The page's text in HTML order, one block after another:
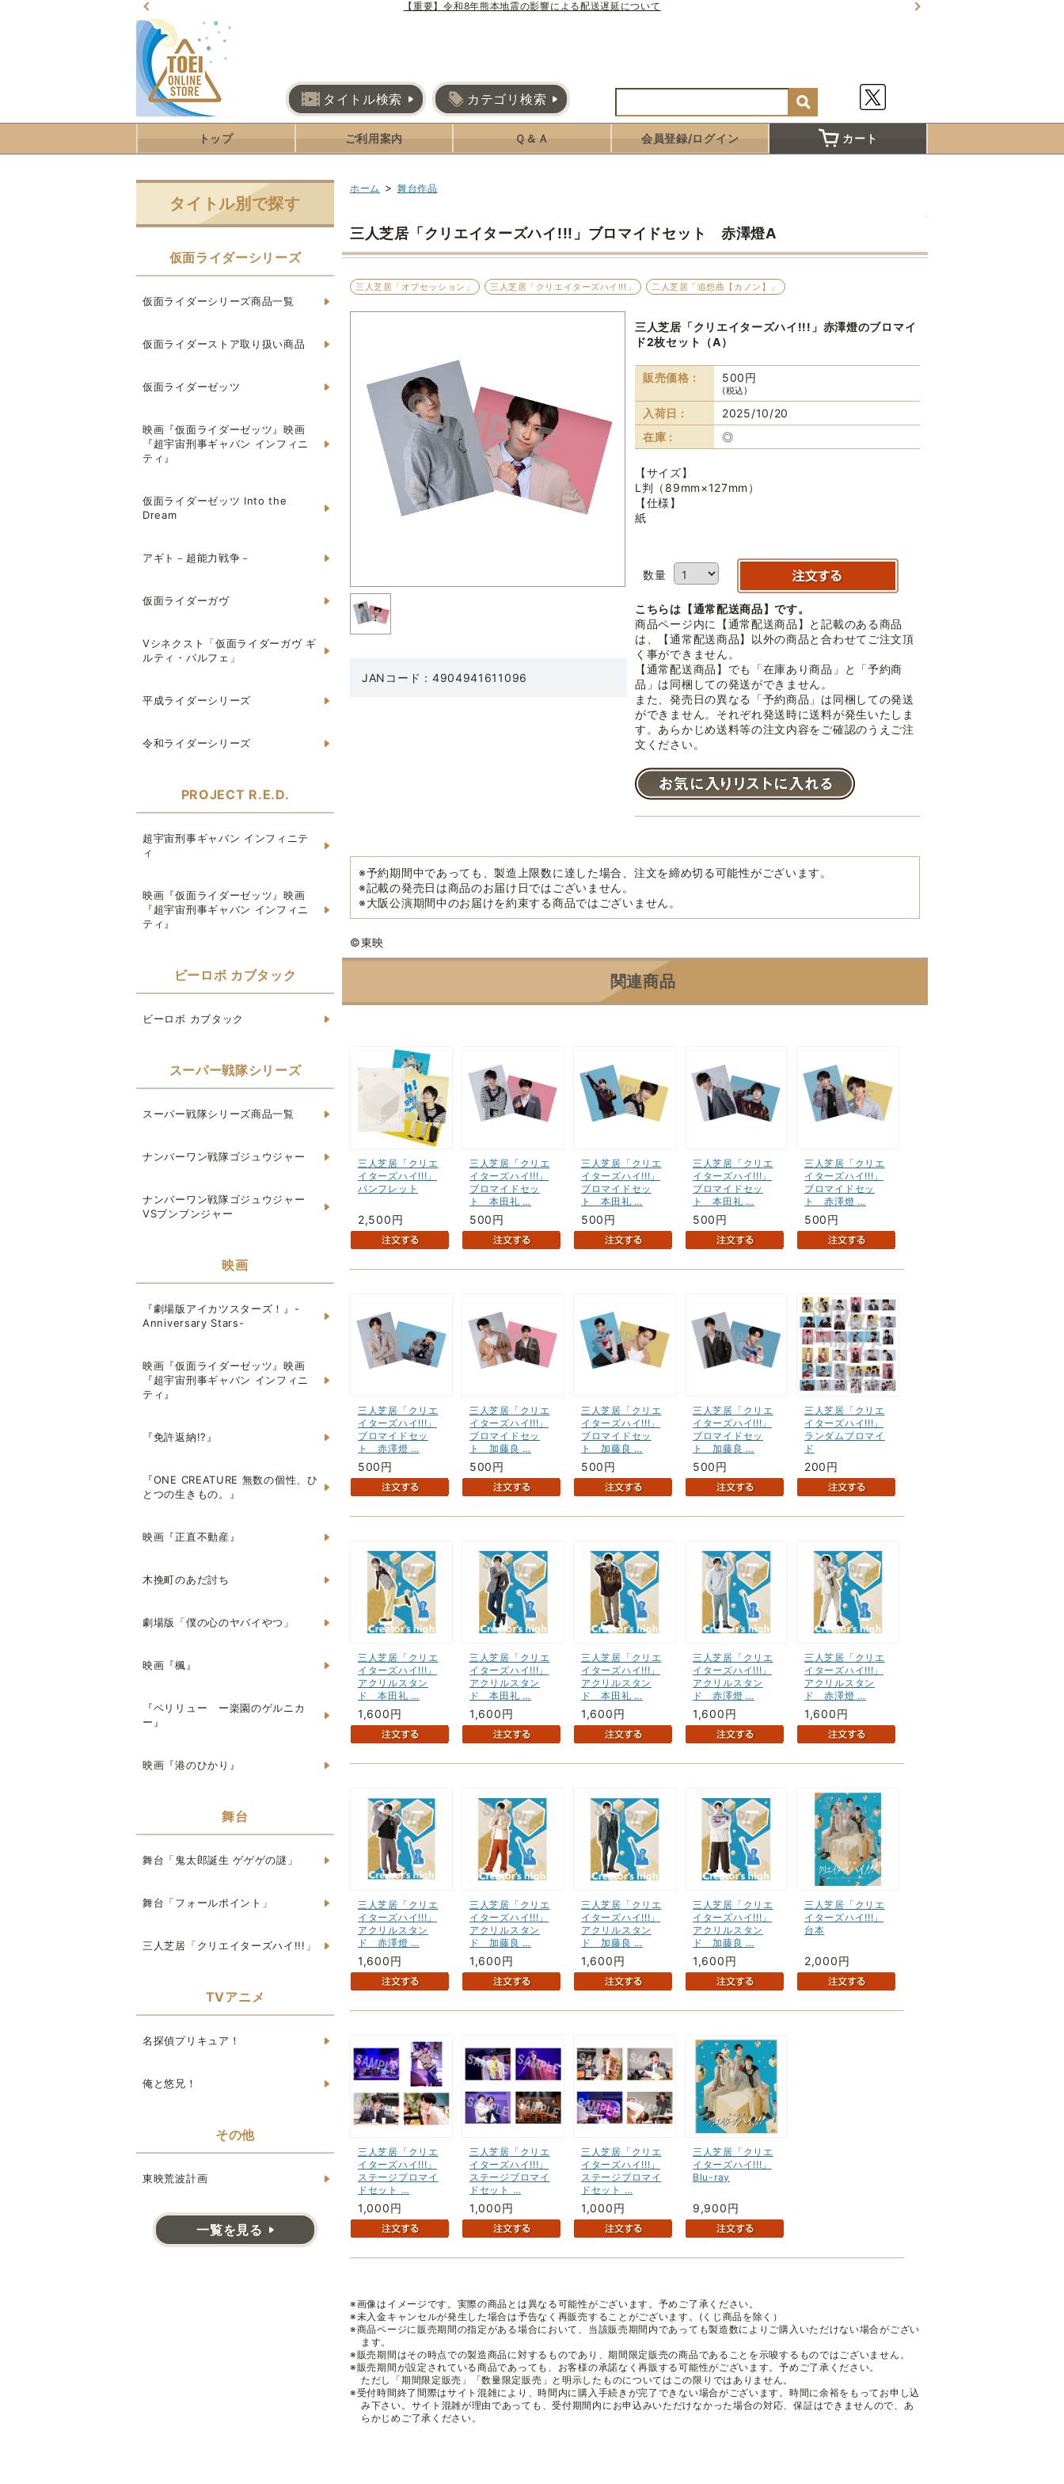
【重要】令和8年熊本地震の影響による配送遅延について
タイトル検索 カテゴリ検索
トップ ご利用案内 Ｑ＆Ａ 会員登録/ログイン カート
ホーム > 舞台作品
三人芝居「クリエイターズハイ!!!」ブロマイドセット 赤澤燈A
三人芝居「オブセッション」 三人芝居「クリエイターズハイ!!!」 二人芝居「追想曲【カノン】」
JANコード：4904941611096
三人芝居「クリエイターズハイ!!!」赤澤燈のブロマイ
ド2枚セット（A）
販売価格 : 500円
(税込)
入荷日 :
2025/10/20
在庫 :
◎
【サイズ】
L判（89mm×127mm）
【仕様】
紙
数量
こちらは【通常配送商品】です。
商品ページ内に【通常配送商品】と記載のある商品
は、【通常配送商品】以外の商品と合わせてご注文頂
く事ができません。
【通常配送商品】でも「在庫あり商品」と「予約商
品」は同梱しての発送ができません。
また、発売日の異なる「予約商品」は同梱しての発送
ができません。それぞれ発送時に送料が発生いたしま
す。あらかじめ送料等の注文内容をご確認のうえご注
文ください。
※予約期間中であっても、製造上限数に達した場合、注文を締め切る可能性がございます。
※記載の発売日は商品のお届け日ではございません。
※大阪公演期間中のお届けを約束する商品ではございません。
©東映
関連商品
三人芝居「クリエ
イターズハイ!!!」
パンフレット
2,500円
三人芝居「クリエ
イターズハイ!!!」
ブロマイドセッ
ト 本田礼 …
500円
三人芝居「クリエ
イターズハイ!!!」
ブロマイドセッ
ト 本田礼 …
500円
三人芝居「クリエ
イターズハイ!!!」
ブロマイドセッ
ト 本田礼 …
500円
三人芝居「クリエ
イターズハイ!!!」
ブロマイドセッ
ト 赤澤燈 …
500円
三人芝居「クリエ
イターズハイ!!!」
ブロマイドセッ
ト 赤澤燈 …
500円
三人芝居「クリエ
イターズハイ!!!」
ブロマイドセッ
ト 加藤良 …
500円
三人芝居「クリエ
イターズハイ!!!」
ブロマイドセッ
ト 加藤良 …
500円
三人芝居「クリエ
イターズハイ!!!」
ブロマイドセッ
ト 加藤良 …
500円
三人芝居「クリエ
イターズハイ!!!」
ランダムブロマイ
ド
200円
三人芝居「クリエ
イターズハイ!!!」
アクリルスタン
ド 本田礼 …
1,600円
三人芝居「クリエ
イターズハイ!!!」
アクリルスタン
ド 本田礼 …
1,600円
三人芝居「クリエ
イターズハイ!!!」
アクリルスタン
ド 本田礼 …
1,600円
三人芝居「クリエ
イターズハイ!!!」
アクリルスタン
ド 赤澤燈 …
1,600円
三人芝居「クリエ
イターズハイ!!!」
アクリルスタン
ド 赤澤燈 …
1,600円
三人芝居「クリエ
イターズハイ!!!」
アクリルスタン
ド 赤澤燈 …
1,600円
三人芝居「クリエ
イターズハイ!!!」
アクリルスタン
ド 加藤良 …
1,600円
三人芝居「クリエ
イターズハイ!!!」
アクリルスタン
ド 加藤良 …
1,600円
三人芝居「クリエ
イターズハイ!!!」
アクリルスタン
ド 加藤良 …
1,600円
三人芝居「クリエ
イターズハイ!!!」
台本
2,000円
三人芝居「クリエ
イターズハイ!!!」
ステージブロマイ
ドセット …
1,000円
三人芝居「クリエ
イターズハイ!!!」
ステージブロマイ
ドセット …
1,000円
三人芝居「クリエ
イターズハイ!!!」
ステージブロマイ
ドセット …
1,000円
三人芝居「クリエ
イターズハイ!!!」
Blu-ray
9,900円
※画像はイメージです。実際の商品とは異なる可能性がございます。予めご了承ください。
※未入金キャンセルが発生した場合は予告なく再販売することがございます。(くじ商品を除く）
※商品ページに販売期間の指定がある場合において、当該販売期間内であっても製造数によりご購入いただけない場合がござい
ます。
※販売期間はその時点での製造商品に対するものであり、期間限定販売の商品であることを示唆するものではございません。
※販売期間が設定されている商品であっても、お客様の承諾なく再販する可能性がございます。予めご了承ください。
ただし「期間限定販売」「数量限定販売」と明示したものについてはこの限りではありません。
※受付時間終了間際はサイト混雑により、時間内に購入手続きが完了できない場合がございます。時間に余裕をもってお申し込
み下さい。サイト混雑が理由であっても、受付期間内にお申込みいただけなかった場合の対応、保証はできませんので、あ
らかじめご了承ください。
タイトル別で探す
仮面ライダーシリーズ
仮面ライダーシリーズ商品一覧
仮面ライダーストア取り扱い商品
仮面ライダーゼッツ
映画『仮面ライダーゼッツ』映画
『超宇宙刑事ギャバン インフィニ
ティ』
仮面ライダーゼッツ Into the
Dream
アギト－超能力戦争－
仮面ライダーガヴ
Vシネクスト「仮面ライダーガヴ ギ
ルティ・パルフェ」
平成ライダーシリーズ
令和ライダーシリーズ
PROJECT R.E.D.
超宇宙刑事ギャバン インフィニテ
ィ
映画『仮面ライダーゼッツ』映画
『超宇宙刑事ギャバン インフィニ
ティ』
ビーロボ カブタック
ビーロボ カブタック
スーパー戦隊シリーズ
スーパー戦隊シリーズ商品一覧
ナンバーワン戦隊ゴジュウジャー
ナンバーワン戦隊ゴジュウジャー
VSブンブンジャー
映画
『劇場版アイカツスターズ！』-
Anniversary Stars-
映画『仮面ライダーゼッツ』映画
『超宇宙刑事ギャバン インフィニ
ティ』
『免許返納!?』
『ONE CREATURE 無数の個性、ひ
とつの生きもの。』
映画『正直不動産』
木挽町のあだ討ち
劇場版「僕の心のヤバイやつ」
映画『楓』
『ペリリュー ー楽園のゲルニカ
ー』
映画『港のひかり』
舞台
舞台「鬼太郎誕生 ゲゲゲの謎」
舞台「フォールポイント」
三人芝居「クリエイターズハイ!!!」
TVアニメ
名探偵プリキュア！
俺と悠兄！
その他
東映荒波計画
一覧を見る